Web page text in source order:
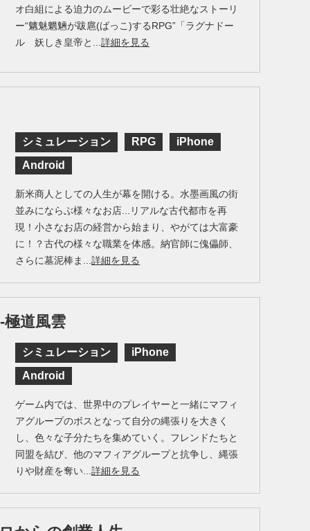
オ白組による迫力のムービーで彩る壮絶なストーリ
ー“魑魅魍魎が跋扈(ばっこ)するRPG”「ラグナドー
ル 妖しき皇帝と...詳細を見る
シミュレーション RPG
iPhone
Android
新米商人としての人生が幕を開ける。水墨画風の街
並みにならぶ様々なお店...リアルな古代都市を再
現！小さなお店の経営から始まり、やがては大富豪
に！？古代の様々な職業を体感。納官師に傀儡師、
さらに墓泥棒ま...詳細を見る
道風雲
シミュレーション
iPhone
Android
ゲーム内では、世界中のプレイヤーと一緒にマフィ
アグループのボスとなって自分の縄張りを大きく
し、色々な子分たちを集めていく。フレンドたちと
同盟を結び、他のマフィアグループと抗争し、縄張
りや財産を奪い...詳細を見る